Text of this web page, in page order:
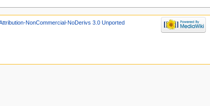
NonCommercial-NoDerivs 3.0 Unported